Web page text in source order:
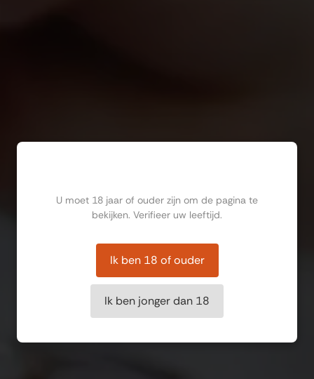
U moet 18 jaar of ouder zijn om de pagina te
bekijken. Verifieer uw leeftijd.
Ik ben 18 of ouder
Ik ben jonger dan 18